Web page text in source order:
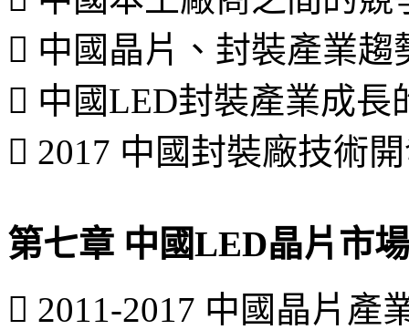
 中國晶片、封裝產業趨
 中國LED封裝產業成長
 2017 中國封裝廠技術
第七章 中國LED晶片市
 2011-2017 中國晶片產